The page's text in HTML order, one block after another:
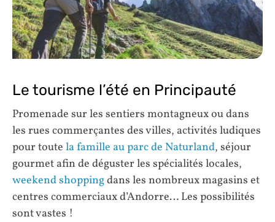
Le tourisme l’été en Principauté
Promenade sur les sentiers montagneux ou dans
les rues commerçantes des villes, activités ludiques
pour toute la famille au parc de Naturland, séjour
gourmet afin de déguster les spécialités locales,
weekend shoppingdans les nombreux magasins et
centres commerciaux d’Andorre… Les possibilités
sont vastes !